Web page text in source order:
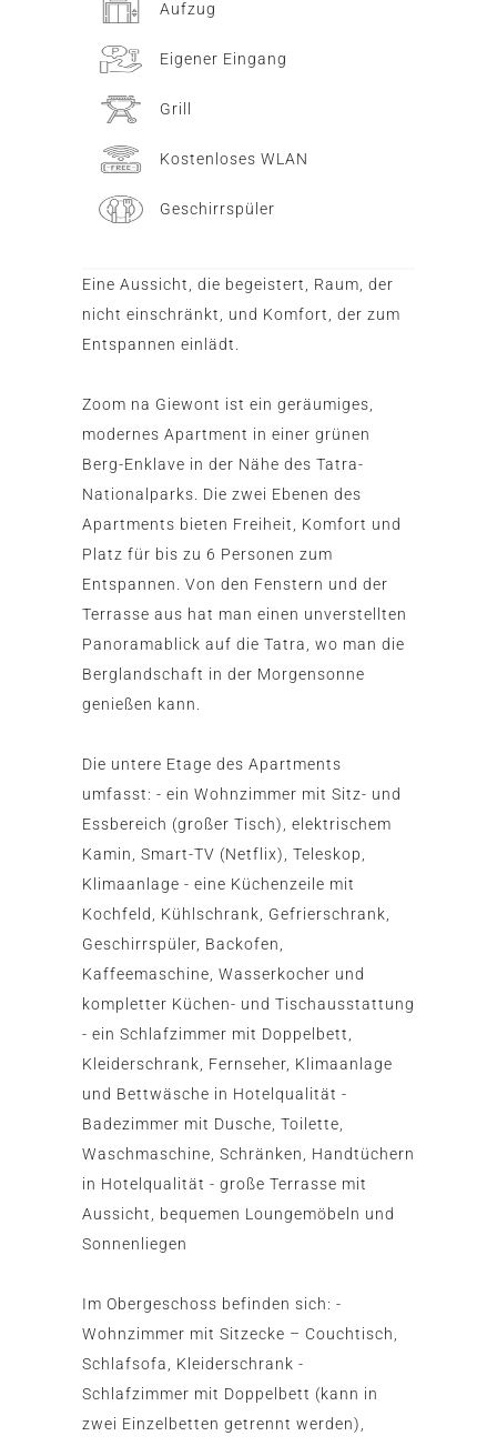
Aufzug
Eigener Eingang
Grill
Kostenloses WLAN
Geschirrspüler
Eine Aussicht, die begeistert, Raum, der
nicht einschränkt, und Komfort, der zum
Entspannen einlädt.
Zoom na Giewont ist ein geräumiges,
modernes Apartment in einer grünen
Berg-Enklave in der Nähe des Tatra-
Nationalparks. Die zwei Ebenen des
Apartments bieten Freiheit, Komfort und
Platz für bis zu 6 Personen zum
Entspannen. Von den Fenstern und der
Terrasse aus hat man einen unverstellten
Panoramablick auf die Tatra, wo man die
Berglandschaft in der Morgensonne
genießen kann.
Die untere Etage des Apartments
umfasst: - ein Wohnzimmer mit Sitz- und
Essbereich (großer Tisch), elektrischem
Kamin, Smart-TV (Netflix), Teleskop,
Klimaanlage - eine Küchenzeile mit
Kochfeld, Kühlschrank, Gefrierschrank,
Geschirrspüler, Backofen,
Kaffeemaschine, Wasserkocher und
kompletter Küchen- und Tischausstattung
- ein Schlafzimmer mit Doppelbett,
Kleiderschrank, Fernseher, Klimaanlage
und Bettwäsche in Hotelqualität -
Badezimmer mit Dusche, Toilette,
Waschmaschine, Schränken, Handtüchern
in Hotelqualität - große Terrasse mit
Aussicht, bequemen Loungemöbeln und
Sonnenliegen
Im Obergeschoss befinden sich: -
Wohnzimmer mit Sitzecke – Couchtisch,
Schlafsofa, Kleiderschrank -
Schlafzimmer mit Doppelbett (kann in
zwei Einzelbetten getrennt werden),